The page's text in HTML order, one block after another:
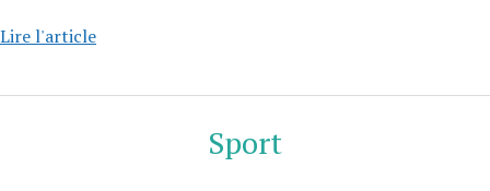
Lire l'article
Sport